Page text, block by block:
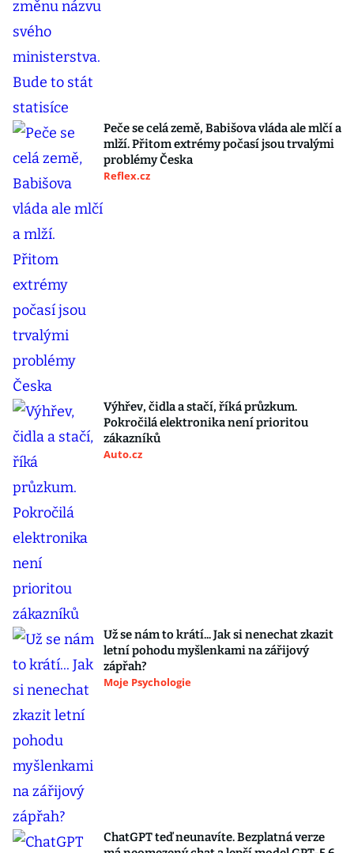
Peče se celá země, Babišova vláda ale mlčí a
mlží. Přitom extrémy počasí jsou trvalými
problémy Česka
Reflex.cz
Výhřev, čidla a stačí, říká průzkum.
Pokročilá elektronika není prioritou
zákazníků
Auto.cz
Už se nám to krátí... Jak si nenechat zkazit
letní pohodu myšlenkami na zářijový
zápřah?
Moje Psychologie
ChatGPT teď neunavíte. Bezplatná verze